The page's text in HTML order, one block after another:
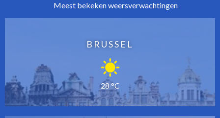
Meest bekeken weersverwachtingen
BRUSSEL
28 °C